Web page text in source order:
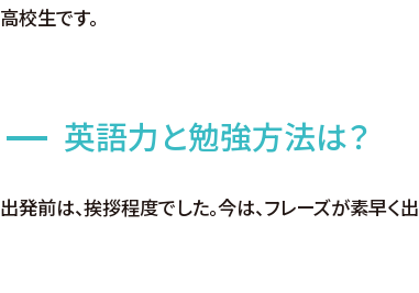
高校生です。
英語力と勉強方法は？
出発前は、挨拶程度でした。今は、フレーズが素早く